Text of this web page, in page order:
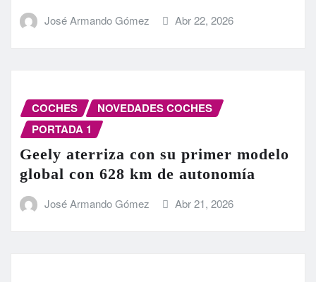
José Armando Gómez Abr 22, 2026
COCHES
NOVEDADES COCHES
PORTADA 1
Geely aterriza con su primer modelo
global con 628 km de autonomía
José Armando Gómez Abr 21, 2026